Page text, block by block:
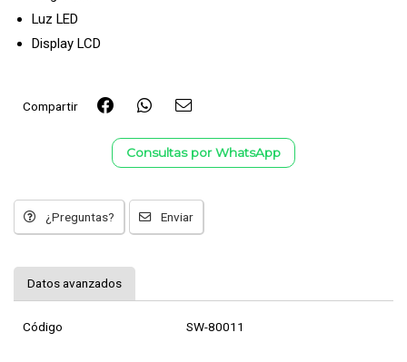
Luz LED
Display LCD
Compartir
Consultas por WhatsApp
¿Preguntas? Enviar
Datos avanzados
Código SW-80011